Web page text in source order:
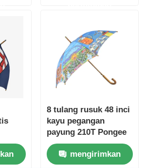
8 tulang rusuk 48 inci
kayu pegangan
payung 210T Pongee
Canopy Untuk
promosimengirimkan